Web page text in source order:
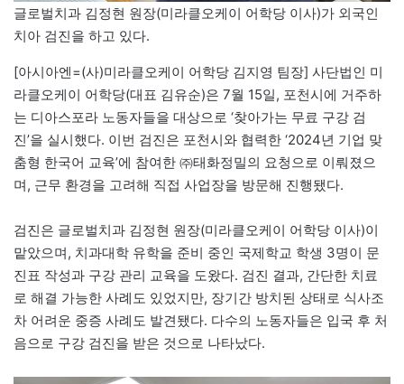
글로벌치과 김정현 원장(미라클오케이 어학당 이사)가 외국인
치아 검진을 하고 있다.
[아시아엔=(사)미라클오케이 어학당 김지영 팀장] 사단법인 미
라클오케이 어학당(대표 김유순)은 7월 15일, 포천시에 거주하
는 디아스포라 노동자들을 대상으로 ‘찾아가는 무료 구강 검
진’을 실시했다. 이번 검진은 포천시와 협력한 ‘2024년 기업 맞
춤형 한국어 교육’에 참여한 ㈜태화정밀의 요청으로 이뤄졌으
며, 근무 환경을 고려해 직접 사업장을 방문해 진행됐다.
검진은 글로벌치과 김정현 원장(미라클오케이 어학당 이사)이
맡았으며, 치과대학 유학을 준비 중인 국제학교 학생 3명이 문
진표 작성과 구강 관리 교육을 도왔다. 검진 결과, 간단한 치료
로 해결 가능한 사례도 있었지만, 장기간 방치된 상태로 식사조
차 어려운 중증 사례도 발견됐다. 다수의 노동자들은 입국 후 처
음으로 구강 검진을 받은 것으로 나타났다.